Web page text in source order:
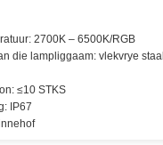
2700K – 6500K/RGB
die lampliggaam: vlekvrye staal
≤10 STKS
IP67